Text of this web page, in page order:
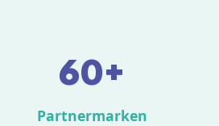
60+
Partnermarken